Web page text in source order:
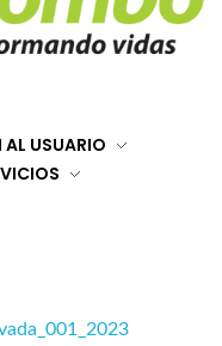
USUARIO